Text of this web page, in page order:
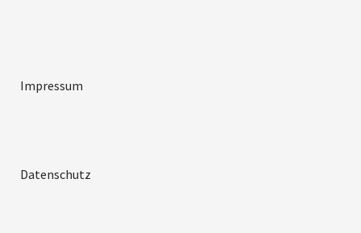
Impressum
Datenschutz